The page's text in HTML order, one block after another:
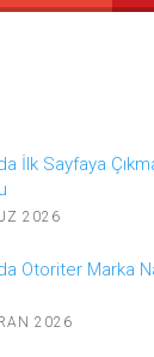
İlk Sayfaya
2026
Otoriter Marka
2026